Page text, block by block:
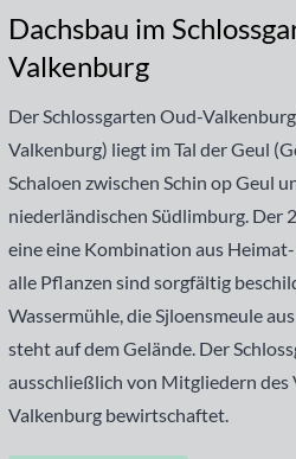
Dachsbau im
Valkenburg
Der Schlossgarten Oud-
Valkenburg) liegt im Tal der Geul
Schaloen zwischen Schin op Geul
niederländischen Südlimburg. Der
eine eine Kombination aus
alle Pflanzen sind sorgfältig
Wassermühle, die Sjloensmeule
steht auf dem Gelände. Der
ausschließlich von Mitgliedern des
Valkenburg bewirtschaftet.